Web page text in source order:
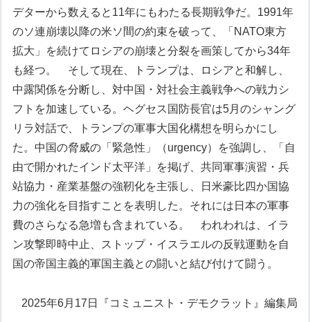
デターから数えると11年にもわたる長期戦争だ。1991年
のソ連崩壊以降の米ソ間の約束を破って、「NATO東方
拡大」を続けてロシアの崩壊と分裂を画策してから34年
も経つ。
そして現在、トランプは、ロシアと和解し、
中露関係を分断し、対中国・対社会主義戦争への戦力シ
フトを加速している。ヘグセス国防長官は5月のシャング
リラ対話で、トランプの軍事大国化構想を明らかにし
た。中国の脅威の「緊急性」（urgency）を強調し、「自
由で開かれたインド太平洋」を掲げ、共同軍事演習・兵
站協力・産業基盤の強靭化を主張し、日米豪比四か国協
力の強化を目指すことを表明した。それには日本の軍事
費のさらなる急増も含まれている。
われわれは、イラ
ン攻撃即時中止、ストップ・イスラエルの反戦運動を自
国の帝国主義的軍国主義との闘いと結び付けて闘う。
2025年6月17日 『コミュニスト・デモクラット』編集局